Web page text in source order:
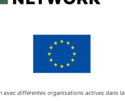
avec différentes organisations actives dans la